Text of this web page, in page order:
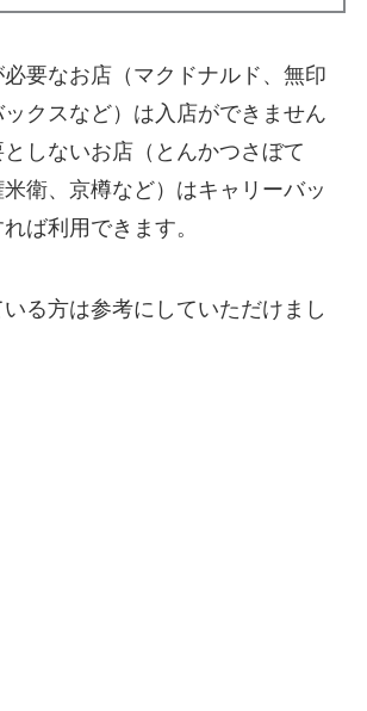
要なお店（マクドナルド、無印
クスなど）は入店ができません
しないお店（とんかつさぼて
衛、京樽など）はキャリーバッ
ば利用できます。
る方は参考にしていただけまし